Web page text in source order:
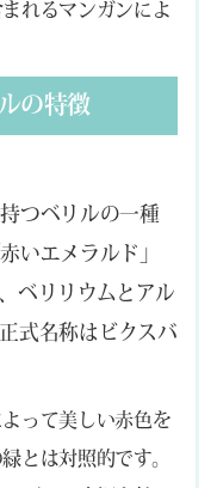
れるマンガンによ
の特徴
つベリルの一種
いエメラルド」
ベリリウムとアル
式名称はビクスバ
って美しい赤色を
とは対照的です。